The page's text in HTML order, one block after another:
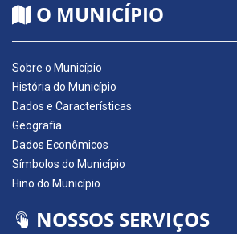
O MUNICÍPIO
Sobre o Município
História do Município
Dados e Características
Geografia
Dados Econômicos
Símbolos do Município
Hino do Município
NOSSOS SERVIÇOS